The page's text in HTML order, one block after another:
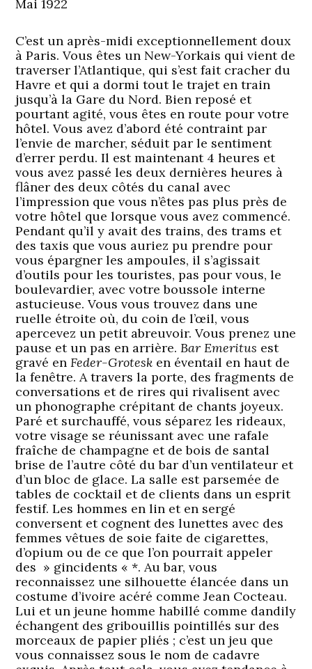
Mai 1922
C’est un après-midi exceptionnellement doux
à Paris. Vous êtes un New-Yorkais qui vient de
traverser l’Atlantique, qui s’est fait cracher du
Havre et qui a dormi tout le trajet en train
jusqu’à la Gare du Nord. Bien reposé et
pourtant agité, vous êtes en route pour votre
hôtel. Vous avez d’abord été contraint par
l’envie de marcher, séduit par le sentiment
d’errer perdu. Il est maintenant 4 heures et
vous avez passé les deux dernières heures à
flâner des deux côtés du canal avec
l’impression que vous n’êtes pas plus près de
votre hôtel que lorsque vous avez commencé.
Pendant qu’il y avait des trains, des trams et
des taxis que vous auriez pu prendre pour
vous épargner les ampoules, il s’agissait
d’outils pour les touristes, pas pour vous, le
boulevardier, avec votre boussole interne
astucieuse. Vous vous trouvez dans une
ruelle étroite où, du coin de l’œil, vous
apercevez un petit abreuvoir. Vous prenez une
pause et un pas en arrière.Bar Emeritus est
gravé enFeder-Grotesk en éventail en haut de
la fenêtre. A travers la porte, des fragments de
conversations et de rires qui rivalisent avec
un phonographe crépitant de chants joyeux.
Paré et surchauffé, vous séparez les rideaux,
votre visage se réunissant avec une rafale
fraîche de champagne et de bois de santal
brise de l’autre côté du bar d’un ventilateur et
d’un bloc de glace. La salle est parsemée de
tables de cocktail et de clients dans un esprit
festif. Les hommes en lin et en sergé
conversent et cognent des lunettes avec des
femmes vêtues de soie faite de cigarettes,
d’opium ou de ce que l’on pourrait appeler
des » gincidents « *. Au bar, vous
reconnaissez une silhouette élancée dans un
costume d’ivoire acéré comme Jean Cocteau.
Lui et un jeune homme habillé comme dandily
échangent des gribouillis pointillés sur des
morceaux de papier pliés ; c’est un jeu que
vous connaissez sous le nom de cadavre